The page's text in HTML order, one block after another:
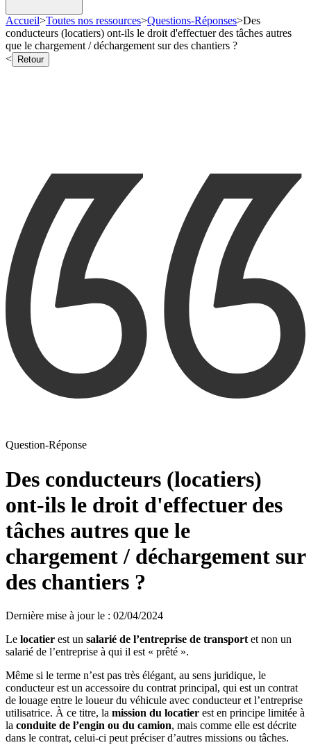
Accueil>Toutes nos ressources>Questions-Réponses>Des
conducteurs (locatiers) ont-ils le droit d'effectuer des tâches autres
que le chargement / déchargement sur des chantiers ?
<
Retour
Question-Réponse
Des conducteurs (locatiers)
ont-ils le droit d'effectuer des
tâches autres que le
chargement / déchargement sur
des chantiers ?
Dernière mise à jour le : 02/04/2024
Le locatier est un salarié de l’entreprise de transport et non un
salarié de l’entreprise à qui il est « prêté ».
Même si le terme n’est pas très élégant, au sens juridique, le
conducteur est un accessoire du contrat principal, qui est un contrat
de louage entre le loueur du véhicule avec conducteur et l’entreprise
utilisatrice. À ce titre, la mission du locatier est en principe limitée à
la conduite de l’engin ou du camion, mais comme elle est décrite
dans le contrat, celui-ci peut préciser d’autres missions ou tâches.